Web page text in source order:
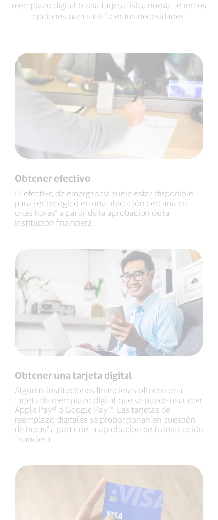
reemplazo digital o una tarjeta física nueva, tenemos
opciones para satisfacer tus necesidades.
Obtener efectivo
El efectivo de emergencia suele estar disponible
para ser recogido en una ubicación cercana en
unas horas* a partir de la aprobación de la
institución financiera.
Obtener una tarjeta digital
Algunas instituciones financieras ofrecen una
tarjeta de reemplazo digital que se puede usar con
Apple Pay® o Google Pay™. Las tarjetas de
reemplazo digitales se proporcionan en cuestión
de horas* a partir de la aprobación de tu institución
financiera